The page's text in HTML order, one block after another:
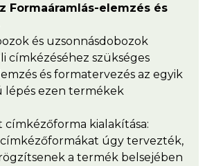
Formaáramlás-elemzés és
és uzsonnásdobozok
címkézéséhez szükséges
és formatervezés az egyik
lépés ezen termékek
kialakítása:
címkézőformákat úgy tervezték,
a termék belsejében